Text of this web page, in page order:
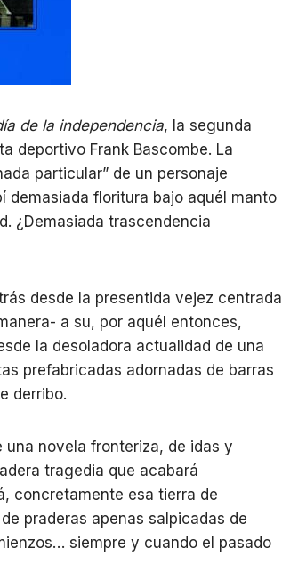
de la independencia, la segunda
deportivo Frank Bascombe. La
particular” de un personaje
demasiada floritura bajo aquél manto
¿Demasiada trascendencia
desde la presentida vejez centrada
a su, por aquél entonces,
la desoladora actualidad de una
prefabricadas adornadas de barras
derribo.
una novela fronteriza, de idas y
tragedia que acabará
concretamente esa tierra de
praderas apenas salpicadas de
siempre y cuando el pasado